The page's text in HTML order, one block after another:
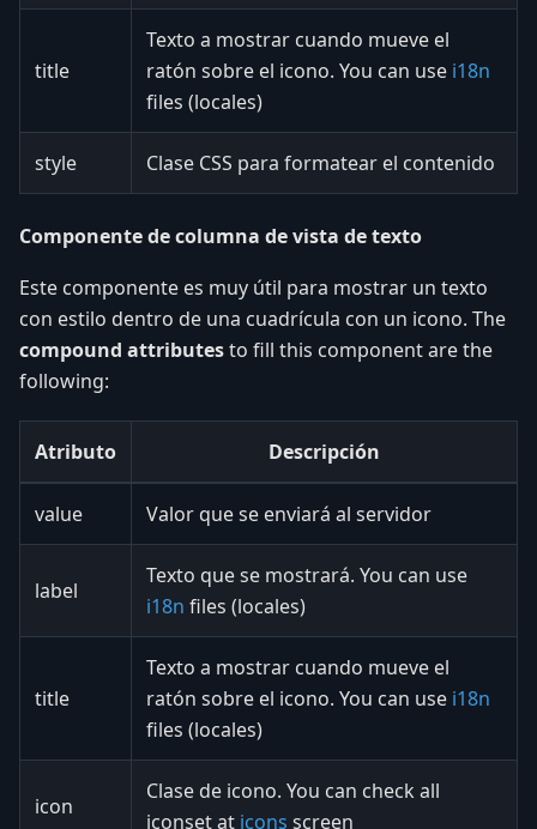
title
Texto a mostrar cuando mueve el
ratón sobre el icono. You can use i18n
files (locales)
style Clase CSS para formatear el contenido
Componente de columna de vista de texto
Este componente es muy útil para mostrar un texto
con estilo dentro de una cuadrícula con un icono. The
compound attributesto fill this component are the
following:
Atributo Descripción
value Valor que se enviará al servidor
label
Texto que se mostrará. You can use
i18n files (locales)
title
Texto a mostrar cuando mueve el
ratón sobre el icono. You can use i18n
files (locales)
icon
Clase de icono. You can check all
iconset at icons screen